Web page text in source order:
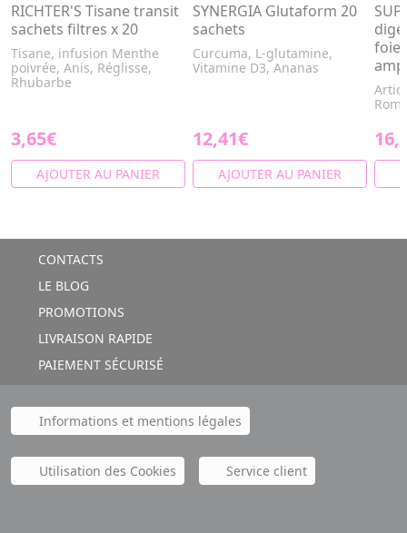
RICHTER'S Tisane transit
sachets filtres x 20
Tisane, infusion Menthe
poivrée, Anis, Réglisse,
Rhubarbe
3,65€
AJOUTER AU PANIER
SYNERGIA Glutaform 20
sachets
Curcuma, L-glutamine,
Vitamine D3, Ananas
12,41€
AJOUTER AU PANIER
foie
CONTACTS
LE BLOG
PROMOTIONS
LIVRAISON RAPIDE
PAIEMENT SÉCURISÉ
Informations et mentions légales
Utilisation des Cookies Service client